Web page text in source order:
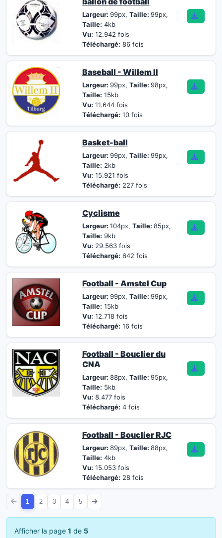
Largeur: 99px, Taille: 99px,
Taille: 4kb
Vu: 12.942 fois
Téléchargé: 86 fois
Baseball - Willem II
Largeur: 99px, Taille: 98px,
Taille: 15kb
Vu: 11.644 fois
Téléchargé: 10 fois
Basket-ball
Largeur: 99px, Taille: 99px,
Taille: 2kb
Vu: 15.921 fois
Téléchargé: 227 fois
Cyclisme
Largeur: 104px, Taille: 85px,
Taille: 9kb
Vu: 29.563 fois
Téléchargé: 642 fois
Football - Amstel Cup
Largeur: 99px, Taille: 99px,
Taille: 15kb
Vu: 12.718 fois
Téléchargé: 16 fois
Football - Bouclier du
CNA
Largeur: 88px, Taille: 95px,
Taille: 5kb
Vu: 8.477 fois
Téléchargé: 4 fois
Football - Bouclier RJC
Largeur: 89px, Taille: 88px,
Taille: 4kb
Vu: 15.053 fois
Téléchargé: 28 fois
1 2 3 4 5
Afficher la page 1 de 5